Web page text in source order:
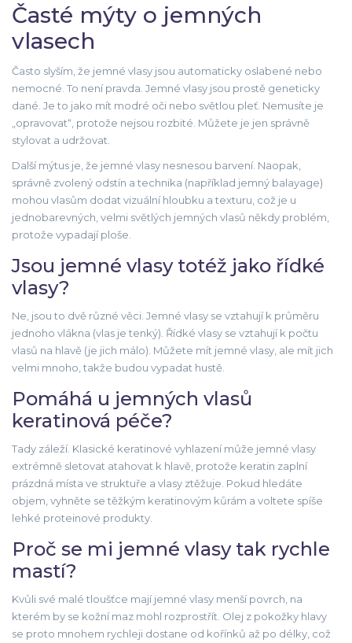
Časté mýty o jemných
vlasech
Často slyším, že jemné vlasy jsou automaticky oslabené nebo
nemocné. To není pravda. Jemné vlasy jsou prostě geneticky
dané. Je to jako mít modré oči nebo světlou pleť. Nemusíte je
„opravovat“, protože nejsou rozbité. Můžete je jen správně
stylovat a udržovat.
Další mýtus je, že jemné vlasy nesnesou barvení. Naopak,
správně zvolený odstín a technika (například jemný balayage)
mohou vlasům dodat vizuální hloubku a texturu, což je u
jednobarevných, velmi světlých jemných vlasů někdy problém,
protože vypadají ploše.
Jsou jemné vlasy totéž jako řídké
vlasy?
Ne, jsou to dvě různé věci. Jemné vlasy se vztahují k průměru
jednoho vlákna (vlas je tenký). Řídké vlasy se vztahují k počtu
vlasů na hlavě (je jich málo). Můžete mít jemné vlasy, ale mít jich
velmi mnoho, takže budou vypadat hustě.
Pomáhá u jemných vlasů
keratinová péče?
Tady záleží. Klasické keratinové vyhlazení může jemné vlasy
extrémně sletovat atahovat k hlavě, protože keratin zaplní
prázdná místa ve struktuře a vlasy ztěžuje. Pokud hledáte
objem, vyhněte se těžkým keratinovým kůrám a voltete spíše
lehké proteinové produkty.
Proč se mi jemné vlasy tak rychle
mastí?
Kvůli své malé tloušťce mají jemné vlasy menší povrch, na
kterém by se kožní maz mohl rozprostřít. Olej z pokožky hlavy
se proto mnohem rychleji dostane od kořínků až po délky, což